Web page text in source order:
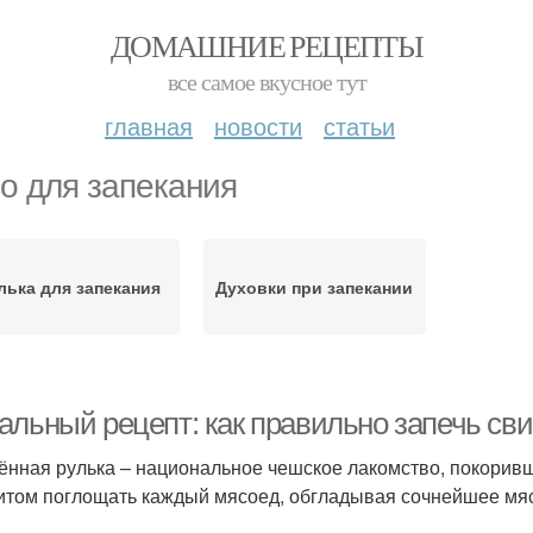
ДОМАШНИЕ РЕЦЕПТЫ
все самое вкусное тут
главная новости статьи
для запекания
для запекания Духовки при запекании
рецепт: как правильно запечь
рулька – национальное чешское лакомство,
поглощать каждый мясоед, обгладывая сочнейшее